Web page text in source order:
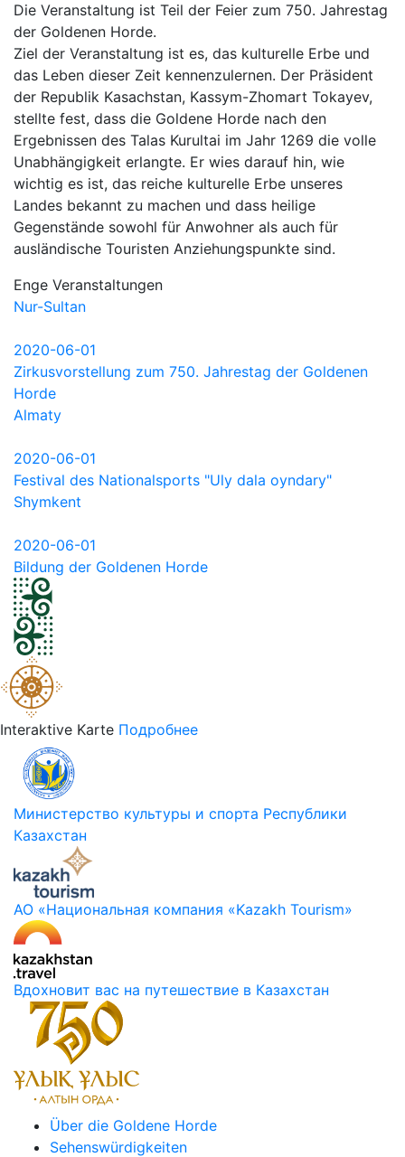
Die Veranstaltung ist Teil der Feier zum 750. Jahrestag
der Goldenen Horde.
Ziel der Veranstaltung ist es, das kulturelle Erbe und
das Leben dieser Zeit kennenzulernen. Der Präsident
der Republik Kasachstan, Kassym-Zhomart Tokayev,
stellte fest, dass die Goldene Horde nach den
Ergebnissen des Talas Kurultai im Jahr 1269 die volle
Unabhängigkeit erlangte. Er wies darauf hin, wie
wichtig es ist, das reiche kulturelle Erbe unseres
Landes bekannt zu machen und dass heilige
Gegenstände sowohl für Anwohner als auch für
ausländische Touristen Anziehungspunkte sind.
Enge Veranstaltungen
Nur-Sultan
2020-06-01
Zirkusvorstellung zum 750. Jahrestag der Goldenen
Horde
Almaty
2020-06-01
Festival des Nationalsports "Uly dala oyndary"
Shymkent
2020-06-01
Bildung der Goldenen Horde
Interaktive Karte Подробнее
Министерство культуры и спорта Республики
Казахстан
АО «Национальная компания «Kazakh Tourism»
Вдохновит вас на путешествие в Казахстан
Über die Goldene Horde
Sehenswürdigkeiten